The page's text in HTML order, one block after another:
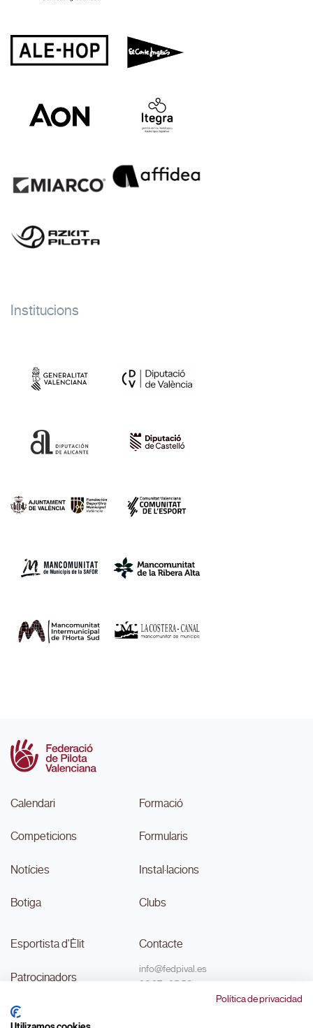
Política de privacidad
Institucions
Calendari
Competicions
Notícies
Botiga
Formació
Formularis
Instal·lacions
Clubs
Esportista d'Èlit
Patrocinadors
Transparència
Contacte
info@fedpival.es
96 374 95 58
C/Marqués de Sant Joan nº 32,